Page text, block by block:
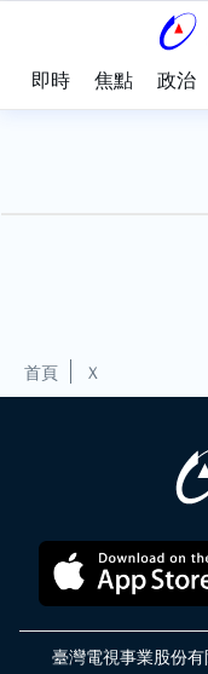
即時 焦點 政治
首頁 X
臺灣電視事業股份